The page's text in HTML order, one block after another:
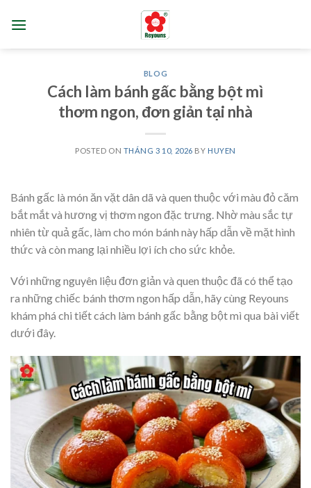
BLOG
Cách làm bánh gấc bằng bột mì
thơm ngon, đơn giản tại nhà
POSTED ON THÁNG 3 10, 2026 BY HUYEN
Bánh gấc là món ăn vặt dân dã và quen thuộc với màu đỏ căm
bắt mắt và hương vị thơm ngon đặc trưng. Nhờ màu sắc tự
nhiên từ quả gấc, làm cho món bánh này hấp dẫn về mặt hình
thức và còn mang lại nhiều lợi ích cho sức khỏe.
Với những nguyên liệu đơn giản và quen thuộc đã có thể tạo
ra những chiếc bánh thơm ngon hấp dẫn, hãy cùng Reyouns
khám phá chi tiết cách làm bánh gấc bằng bột mì qua bài viết
dưới đây.